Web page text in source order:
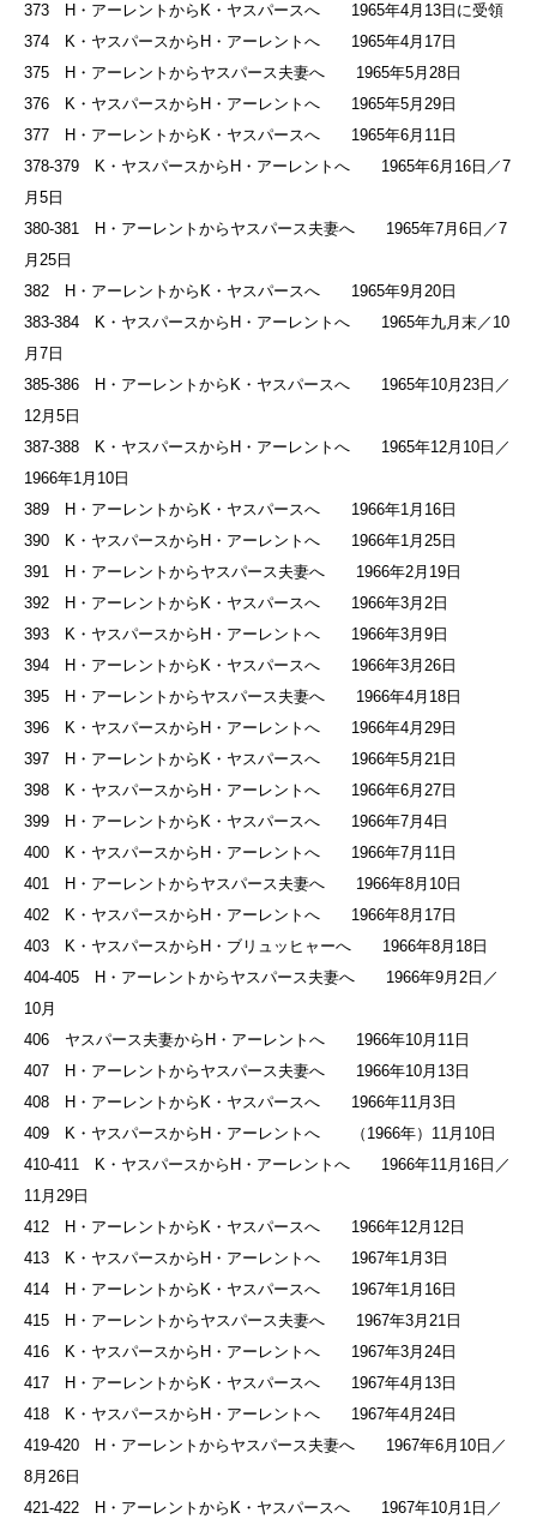
373 H・アーレントからK・ヤスパースへ 1965年4月13日に受領
374 K・ヤスパースからH・アーレントへ 1965年4月17日
375 H・アーレントからヤスパース夫妻へ 1965年5月28日
376 K・ヤスパースからH・アーレントへ 1965年5月29日
377 H・アーレントからK・ヤスパースへ 1965年6月11日
378-379 K・ヤスパースからH・アーレントへ 1965年6月16日／7
月5日
380-381 H・アーレントからヤスパース夫妻へ 1965年7月6日／7
月25日
382 H・アーレントからK・ヤスパースへ 1965年9月20日
383-384 K・ヤスパースからH・アーレントへ 1965年九月末／10
月7日
385-386 H・アーレントからK・ヤスパースへ 1965年10月23日／
12月5日
387-388 K・ヤスパースからH・アーレントへ 1965年12月10日／
1966年1月10日
389 H・アーレントからK・ヤスパースへ 1966年1月16日
390 K・ヤスパースからH・アーレントへ 1966年1月25日
391 H・アーレントからヤスパース夫妻へ 1966年2月19日
392 H・アーレントからK・ヤスパースへ 1966年3月2日
393 K・ヤスパースからH・アーレントへ 1966年3月9日
394 H・アーレントからK・ヤスパースへ 1966年3月26日
395 H・アーレントからヤスパース夫妻へ 1966年4月18日
396 K・ヤスパースからH・アーレントへ 1966年4月29日
397 H・アーレントからK・ヤスパースへ 1966年5月21日
398 K・ヤスパースからH・アーレントへ 1966年6月27日
399 H・アーレントからK・ヤスパースへ 1966年7月4日
400 K・ヤスパースからH・アーレントへ 1966年7月11日
401 H・アーレントからヤスパース夫妻へ 1966年8月10日
402 K・ヤスパースからH・アーレントへ 1966年8月17日
403 K・ヤスパースからH・ブリュッヒャーへ 1966年8月18日
404-405 H・アーレントからヤスパース夫妻へ 1966年9月2日／
10月
406 ヤスパース夫妻からH・アーレントへ 1966年10月11日
407 H・アーレントからヤスパース夫妻へ 1966年10月13日
408 H・アーレントからK・ヤスパースへ 1966年11月3日
409 K・ヤスパースからH・アーレントへ （1966年）11月10日
410-411 K・ヤスパースからH・アーレントへ 1966年11月16日／
11月29日
412 H・アーレントからK・ヤスパースへ 1966年12月12日
413 K・ヤスパースからH・アーレントへ 1967年1月3日
414 H・アーレントからK・ヤスパースへ 1967年1月16日
415 H・アーレントからヤスパース夫妻へ 1967年3月21日
416 K・ヤスパースからH・アーレントへ 1967年3月24日
417 H・アーレントからK・ヤスパースへ 1967年4月13日
418 K・ヤスパースからH・アーレントへ 1967年4月24日
419-420 H・アーレントからヤスパース夫妻へ 1967年6月10日／
8月26日
421-422 H・アーレントからK・ヤスパースへ 1967年10月1日／